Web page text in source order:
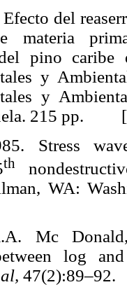
del
materia
pino caribe
y
y
215 pp.
Stress
th
WA:
Mc
log